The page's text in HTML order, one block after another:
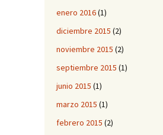
enero 2016(1)
diciembre 2015 (2)
noviembre 2015 (2)
septiembre 2015 (1)
junio 2015 (1)
marzo 2015 (1)
febrero 2015 (2)